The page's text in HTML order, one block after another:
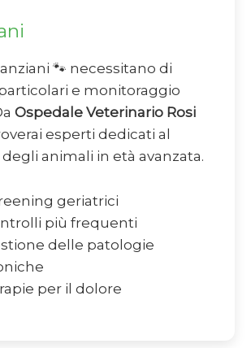
🐾 necessitano di
e monitoraggio
Ospedale Veterinario Rosi
esperti dedicati al
animali in età avanzata.
geriatrici
più frequenti
delle patologie
per il dolore